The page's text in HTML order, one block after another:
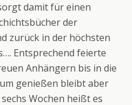
damit für einen
der
zurück in der höchsten
Entsprechend feierte
Anhängern bis in die
genießen bleibt aber
Wochen heißt es